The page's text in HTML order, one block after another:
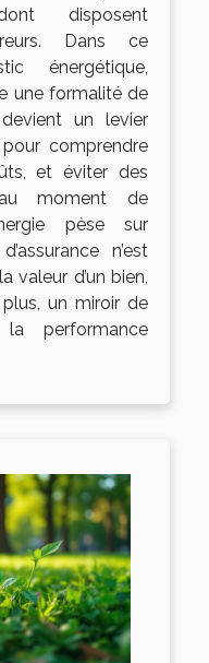
disposent
Dans ce
énergétique,
une formalité de
un levier
comprendre
et éviter des
au moment de
pèse sur
n’est
valeur d’un bien,
un miroir de
performance